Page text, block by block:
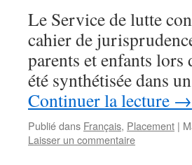
Le Service de lutte
cahier de
parents et enfants lors
été synthétisée dans
Continuer la lecture →
Publié dans Français, Placement |
Laisser un commentaire